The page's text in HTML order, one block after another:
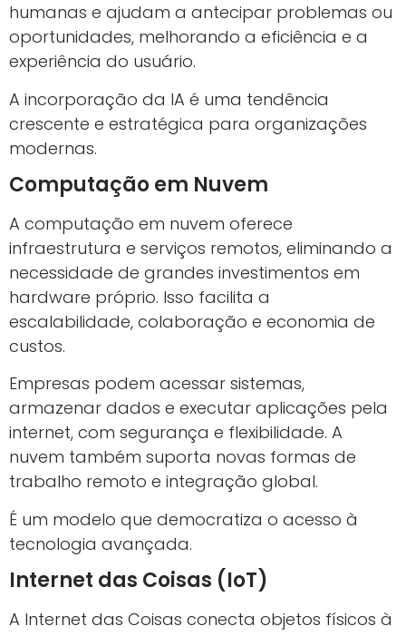
humanas e ajudam a antecipar problemas ou
oportunidades, melhorando a eficiência e a
experiência do usuário.
A incorporação da IA é uma tendência
crescente e estratégica para organizações
modernas.
Computação em Nuvem
A computação em nuvem oferece
infraestrutura e serviços remotos, eliminando a
necessidade de grandes investimentos em
hardware próprio. Isso facilita a
escalabilidade, colaboração e economia de
custos.
Empresas podem acessar sistemas,
armazenar dados e executar aplicações pela
internet, com segurança e flexibilidade. A
nuvem também suporta novas formas de
trabalho remoto e integração global.
É um modelo que democratiza o acesso à
tecnologia avançada.
Internet das Coisas (IoT)
A Internet das Coisas conecta objetos físicos à